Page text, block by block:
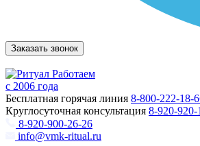
Заказать звонок
Работаем
с 2006 года
Бесплатная горячая линия 8-800-222-18-
Круглосуточная консультация 8-920-920-
8-920-900-26-26
info@vmk-ritual.ru